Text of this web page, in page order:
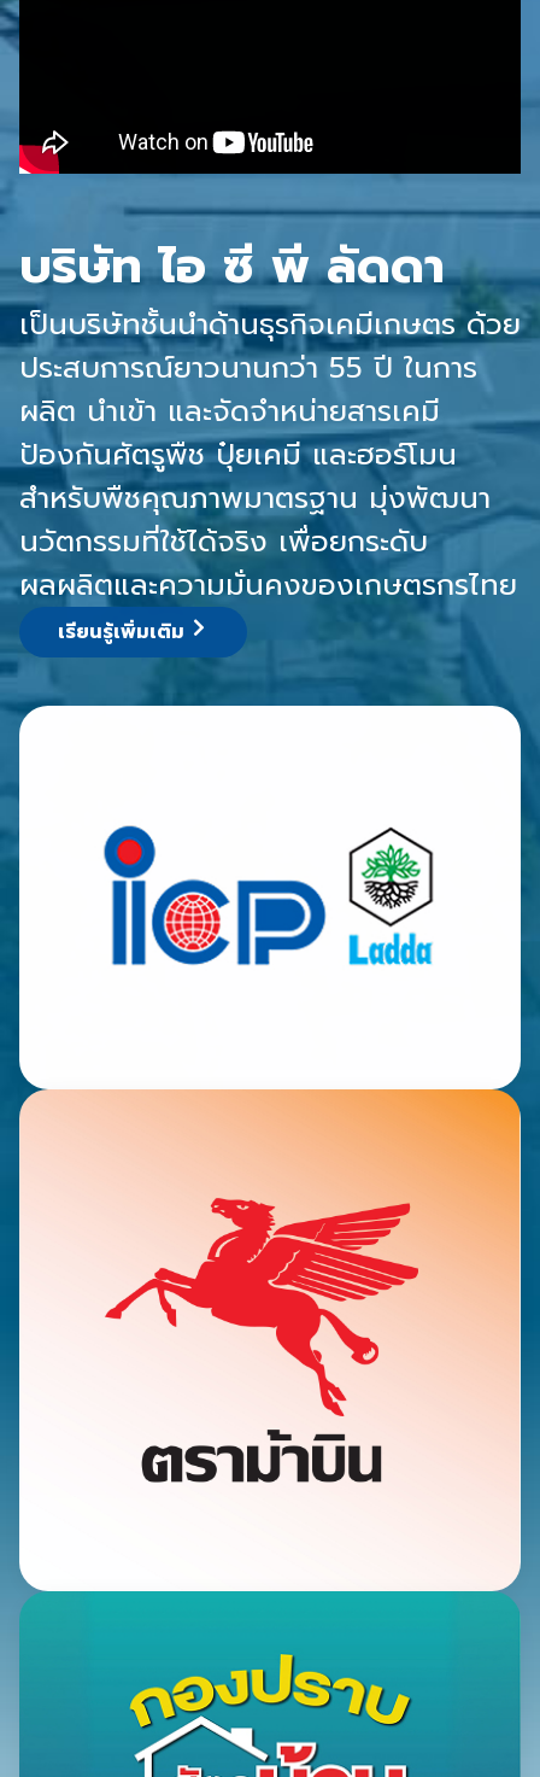
บริษัท ไอ ซี พี ลัดดา
เป็นบริษัทชั้นนำด้านธุรกิจเคมีเกษตร ด้วย
ประสบการณ์ยาวนานกว่า 55 ปี ในการ
ผลิต นำเข้า และจัดจำหน่ายสารเคมี
ป้องกันศัตรูพืช ปุ๋ยเคมี และฮอร์โมน
สำหรับพืชคุณภาพมาตรฐาน มุ่งพัฒนา
นวัตกรรมที่ใช้ได้จริง เพื่อยกระดับ
ผลผลิตและความมั่นคงของเกษตรกรไทย
เรียนรู้เพิ่มเติม